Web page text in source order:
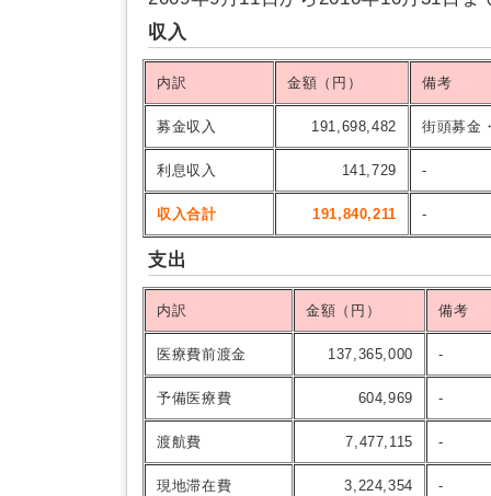
収入
内訳 金額（円） 備考
募金収入 191,698,482 街頭募金
利息収入 141,729 -
収入合計 191,840,211 -
支出
内訳 金額（円） 備考
医療費前渡金 137,365,000 -
予備医療費 604,969 -
渡航費 7,477,115 -
現地滞在費 3,224,354 -